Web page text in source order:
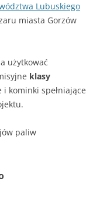
Lubuskiego
miasta Gorzów
użytkować
klasy
i kominki spełniające
paliw